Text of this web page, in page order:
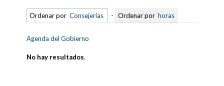
Ordenar por Consejerías - Ordenar por horas
Agenda del Gobierno
No hay resultados.